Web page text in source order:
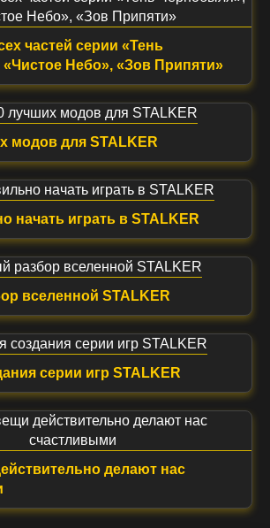
частей серии «Тень
Небо», «Зов Припяти»
модов для STALKER
начать играть в STALKER
вселенной STALKER
серии игр STALKER
делают нас